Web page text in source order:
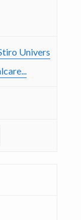
Univers